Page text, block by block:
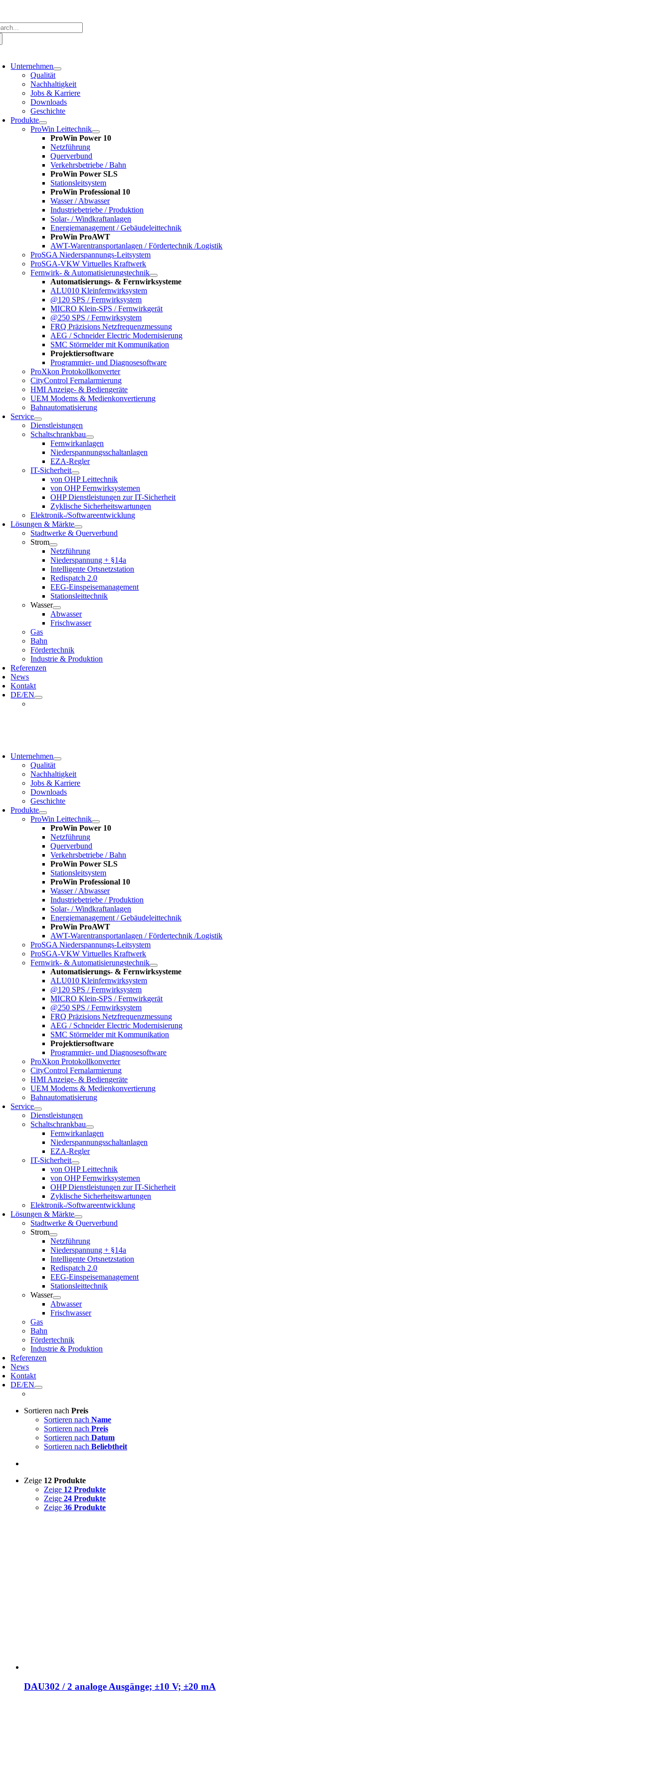
springen
Unternehmen
Qualität
Nachhaltigkeit
Jobs & Karriere
Downloads
Geschichte
Produkte
ProWin Leittechnik
ProWin Power 10
Netzführung
Querverbund
Verkehrsbetriebe / Bahn
ProWin Power SLS
Stationsleitsystem
ProWin Professional 10
Wasser / Abwasser
Industriebetriebe / Produktion
Solar- / Windkraftanlagen
Energiemanagement / Gebäudeleittechnik
ProWin ProAWT
AWT-Warentransportanlagen / Fördertechnik /Logistik
ProSGA Niederspannungs-Leitsystem
ProSGA-VKW Virtuelles Kraftwerk
Fernwirk- & Automatisierungstechnik
Automatisierungs- & Fernwirksysteme
ALU010 Kleinfernwirksystem
@120 SPS / Fernwirksystem
MICRO Klein-SPS / Fernwirkgerät
@250 SPS / Fernwirksystem
FRQ Präzisions Netzfrequenzmessung
AEG / Schneider Electric Modernisierung
SMC Störmelder mit Kommunikation
Projektiersoftware
Programmier- und Diagnosesoftware
ProXkon Protokollkonverter
CityControl Fernalarmierung
HMI Anzeige- & Bediengeräte
UEM Modems & Medienkonvertierung
Bahnautomatisierung
Service
Dienstleistungen
Schaltschrankbau
Fernwirkanlagen
Niederspannungsschaltanlagen
EZA-Regler
IT-Sicherheit
von OHP Leittechnik
von OHP Fernwirksystemen
OHP Dienstleistungen zur IT-Sicherheit
Zyklische Sicherheitswartungen
Elektronik-/Softwareentwicklung
Lösungen & Märkte
Stadtwerke & Querverbund
Strom
Netzführung
Niederspannung + §14a
Intelligente Ortsnetzstation
Redispatch 2.0
EEG-Einspeisemanagement
Stationsleittechnik
Wasser
Abwasser
Frischwasser
Gas
Bahn
Fördertechnik
Industrie & Produktion
Referenzen
News
Kontakt
DE/EN
Unternehmen
Qualität
Nachhaltigkeit
Jobs & Karriere
Downloads
Geschichte
Produkte
ProWin Leittechnik
ProWin Power 10
Netzführung
Querverbund
Verkehrsbetriebe / Bahn
ProWin Power SLS
Stationsleitsystem
ProWin Professional 10
Wasser / Abwasser
Industriebetriebe / Produktion
Solar- / Windkraftanlagen
Energiemanagement / Gebäudeleittechnik
ProWin ProAWT
AWT-Warentransportanlagen / Fördertechnik /Logistik
ProSGA Niederspannungs-Leitsystem
ProSGA-VKW Virtuelles Kraftwerk
Fernwirk- & Automatisierungstechnik
Automatisierungs- & Fernwirksysteme
ALU010 Kleinfernwirksystem
@120 SPS / Fernwirksystem
MICRO Klein-SPS / Fernwirkgerät
@250 SPS / Fernwirksystem
FRQ Präzisions Netzfrequenzmessung
AEG / Schneider Electric Modernisierung
SMC Störmelder mit Kommunikation
Projektiersoftware
Programmier- und Diagnosesoftware
ProXkon Protokollkonverter
CityControl Fernalarmierung
HMI Anzeige- & Bediengeräte
UEM Modems & Medienkonvertierung
Bahnautomatisierung
Service
Dienstleistungen
Schaltschrankbau
Fernwirkanlagen
Niederspannungsschaltanlagen
EZA-Regler
IT-Sicherheit
von OHP Leittechnik
von OHP Fernwirksystemen
OHP Dienstleistungen zur IT-Sicherheit
Zyklische Sicherheitswartungen
Elektronik-/Softwareentwicklung
Lösungen & Märkte
Stadtwerke & Querverbund
Strom
Netzführung
Niederspannung + §14a
Intelligente Ortsnetzstation
Redispatch 2.0
EEG-Einspeisemanagement
Stationsleittechnik
Wasser
Abwasser
Frischwasser
Gas
Bahn
Fördertechnik
Industrie & Produktion
Referenzen
News
Kontakt
DE/EN
Sortieren nach Preis
Sortieren nach Name
Sortieren nach Preis
Sortieren nach Datum
Sortieren nach Beliebtheit
Zeige 12 Produkte
Zeige 12 Produkte
Zeige 24 Produkte
Zeige 36 Produkte
DAU302 / 2 analoge Ausgänge; ±10 V; ±20 mA